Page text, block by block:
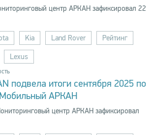
центр АРКАН зафиксировал 22
Kia Land Rover Рейтинг
Lexus
подвела итоги сентября 2025 по
АРКАН
центр АРКАН зафиксировал